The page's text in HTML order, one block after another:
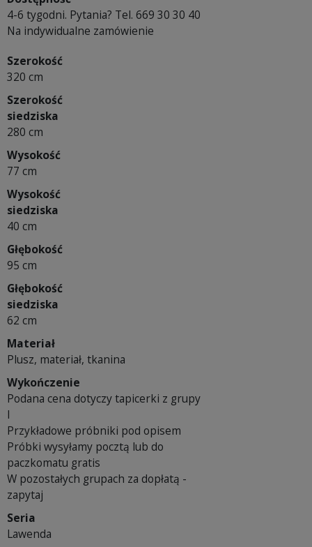
4-6 tygodni. Pytania? Tel. 669 30 30 40
Na indywidualne zamówienie
Szerokość
320 cm
Szerokość
siedziska
280 cm
Wysokość
77 cm
Wysokość
siedziska
40 cm
Głębokość
95 cm
Głębokość
siedziska
62 cm
Materiał
Plusz, materiał, tkanina
Wykończenie
Podana cena dotyczy tapicerki z grupy
I
Przykładowe próbniki pod opisem
Próbki wysyłamy pocztą lub do
paczkomatu gratis
W pozostałych grupach za dopłatą -
zapytaj
Seria
Lawenda